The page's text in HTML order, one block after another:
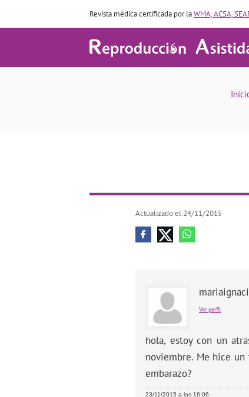
Revista médica certificada por laWMA, ACSA,
Actualizado el 24/11/2015
Ver perfil
hola, estoy con un
noviembre. Me hice un
embarazo?
23/11/2015 a las 16:06